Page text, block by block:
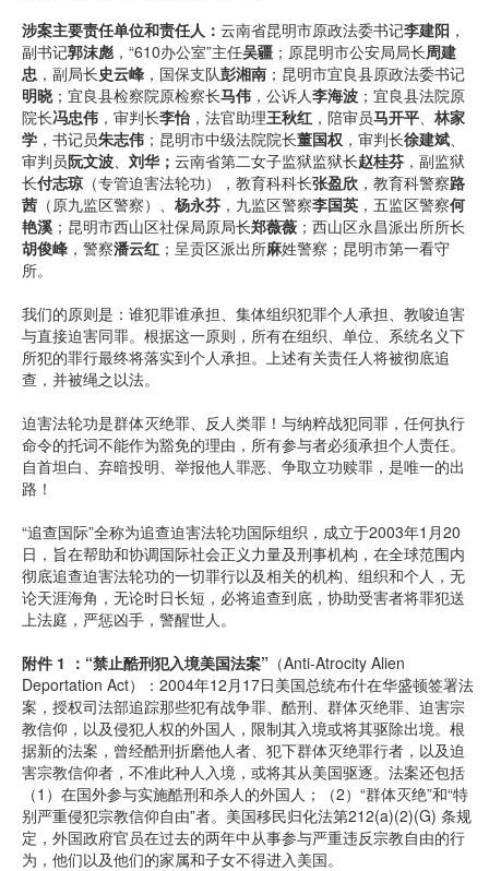
涉案主要责任单位和责任人： 云南省昆明市原政法委书记李建阳 ，
副书记郭沫彪 ，“610办公室”主任吴疆 ；原昆明市公安局局长周建
忠 ，副局长史云峰 ，国保支队彭湘南 ；昆明市宜良县原政法委书记
明晓；宜良县检察院原检察长马伟 ，公诉人李海波 ；宜良县法院原
院长冯忠伟 ，审判长李怡 ，法官助理王秋红 ，陪审员马开平、 林家
学 ，书记员朱志伟 ；昆明市中级法院院长董国权 ，审判长徐建斌、
审判员阮文波、 刘华； 云南省第二女子监狱监狱长赵桂芬 ，副监狱
长付志琼 （专管迫害法轮功），教育科科长张盈欣 ，教育科警察路
茜 （原九监区警察）、 杨永芬 ，九监区警察李国英 ，五监区警察何
艳溪 ；昆明市西山区社保局原局长郑薇薇 ；西山区永昌派出所所长
胡俊峰 ，警察潘云红 ；呈贡区派出所麻姓警察；昆明市第一看守
所。
我们的原则是：谁犯罪谁承担、集体组织犯罪个人承担、教唆迫害
与直接迫害同罪。根据这一原则，所有在组织、单位、系统名义下
所犯的罪行最终将落实到个人承担。上述有关责任人将被彻底追
查，并被绳之以法。
迫害法轮功是群体灭绝罪、反人类罪！与纳粹战犯同罪，任何执行
命令的托词不能作为豁免的理由，所有参与者必须承担个人责任。
自首坦白、弃暗投明、举报他人罪恶、争取立功赎罪，是唯一的出
路！
“追查国际”全称为追查迫害法轮功国际组织，成立于2003年1月20
日，旨在帮助和协调国际社会正义力量及刑事机构，在全球范围内
彻底追查迫害法轮功的一切罪行以及相关的机构、组织和个人，无
论天涯海角，无论时日长短，必将追查到底，协助受害者将罪犯送
上法庭，严惩凶手，警醒世人。
附件 1 ：“禁止酷刑犯入境美国法案” （Anti-Atrocity Alien
Deportation Act）：2004年12月17日美国总统布什在华盛顿签署法
案，授权司法部追踪那些犯有战争罪、酷刑、群体灭绝罪、迫害宗
教信仰，以及侵犯人权的外国人，限制其入境或将其驱除出境。根
据新的法案，曾经酷刑折磨他人者、犯下群体灭绝罪行者，以及迫
害宗教信仰者，不准此种人入境，或将其从美国驱逐。法案还包括
（1）在国外参与实施酷刑和杀人的外国人；（2）“群体灭绝”和“特
别严重侵犯宗教信仰自由”者。美国移民归化法第212(a)(2)(G) 条规
定，外国政府官员在过去的两年中从事参与严重违反宗教自由的行
为，他们以及他们的家属和子女不得进入美国。